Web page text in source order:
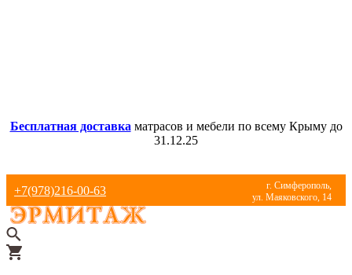
Бесплатная доставка матрасов и мебели по всему Крыму до
31.12.25
+7(978)216-00-63
г. Симферополь,
ул. Маяковского, 14